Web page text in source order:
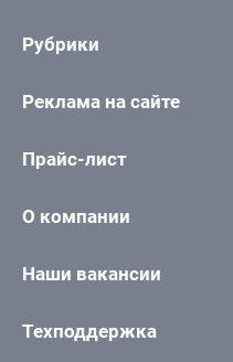
Рубрики
Реклама на сайте
Прайс-лист
О компании
Наши вакансии
Техподдержка